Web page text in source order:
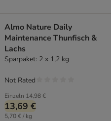
Almo Nature Daily
Maintenance Thunfisch &
Lachs
Sparpaket: 2 x 1,2 kg
Einzeln 14,98 €
13,69 €
5,70 € / kg
Not Rated